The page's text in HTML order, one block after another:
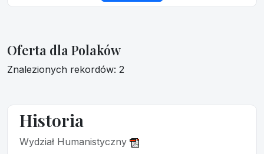
Oferta dla Polaków
Znalezionych rekordów: 2
Historia
Wydział Humanistyczny